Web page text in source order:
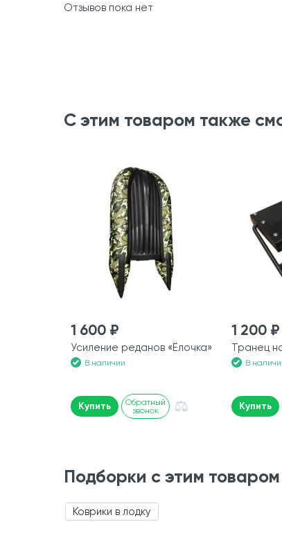
Отзывов пока нет
С этим товаром также
1 600 ₽
Усиление реданов «Ёлочка»
В наличии
Купить
Обратный
звонок
1 200 ₽
Транец
В
Купить
Подборки с этим товаром
Коврики в лодку